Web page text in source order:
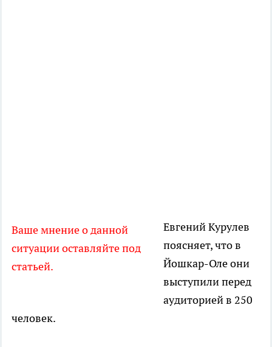
Ваше мнение о данной
ситуации оставляйте под
статьей.
Евгений Курулев
поясняет, что в
Йошкар-Оле они
выступили перед
аудиторией в 250
человек.